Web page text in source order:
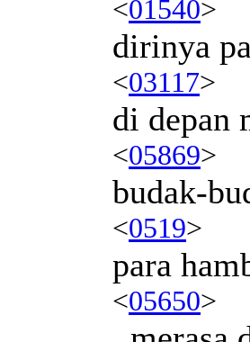
<01540>
dirinya
<03117>
di depan
<05869>
budak-
<0519>
para
<05650>